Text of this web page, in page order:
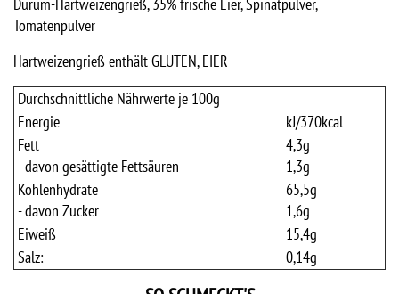
Durum-Hartweizengrieß, 35% frische Eier, Spinatpulver,
Tomatenpulver
Hartweizengrieß enthält GLUTEN, EIER
Durchschnittliche Nährwerte je 100g
Energie
kJ/370kcal
Fett
- davon gesättigte Fettsäuren
4,3g
1,3g
Kohlenhydrate
- davon Zucker
65,5g
1,6g
Eiweiß
15,4g
Salz:
0,14g